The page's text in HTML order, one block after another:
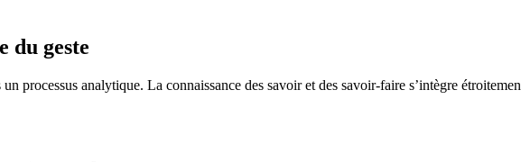
du geste
un processus analytique. La connaissance des savoir et des savoir-faire s’intègre